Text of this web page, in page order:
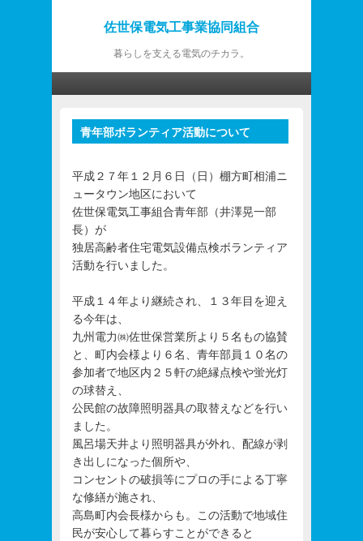
佐世保電気工事業協同組合
暮らしを支える電気のチカラ。
青年部ボランティア活動について
平成２７年１２月６日（日）棚方町相浦ニ
ュータウン地区において
佐世保電気工事組合青年部（井澤晃一部
長）が
独居高齢者住宅電気設備点検ボランティア
活動を行いました。
平成１４年より継続され、１３年目を迎え
る今年は、
九州電力㈱佐世保営業所より５名もの協賛
と、町内会様より６名、青年部員１０名の
参加者で地区内２５軒の絶縁点検や蛍光灯
の球替え、
公民館の故障照明器具の取替えなどを行い
ました。
風呂場天井より照明器具が外れ、配線が剥
き出しになった個所や、
コンセントの破損等にプロの手による丁寧
な修繕が施され、
高島町内会長様からも。この活動で地域住
民が安心して暮らすことができると